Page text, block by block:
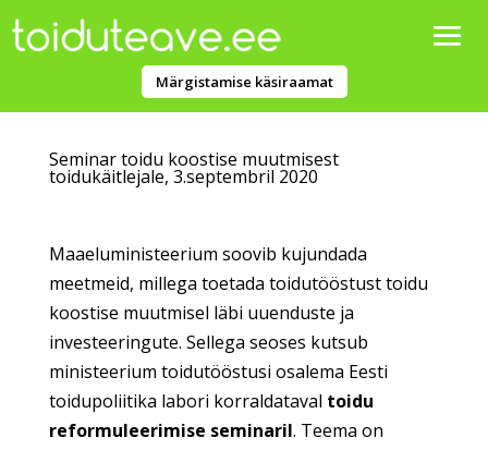
Märgistamise käsiraamat
Seminar toidu koostise muutmisest
toidukäitlejale, 3.septembril 2020
Maaeluministeerium soovib kujundada
meetmeid, millega toetada toidutööstust toidu
koostise muutmisel läbi uuenduste ja
investeeringute. Sellega seoses kutsub
ministeerium toidutööstusi osalema Eesti
toidupoliitika labori korraldataval toidu
reformuleerimise seminaril. Teema on